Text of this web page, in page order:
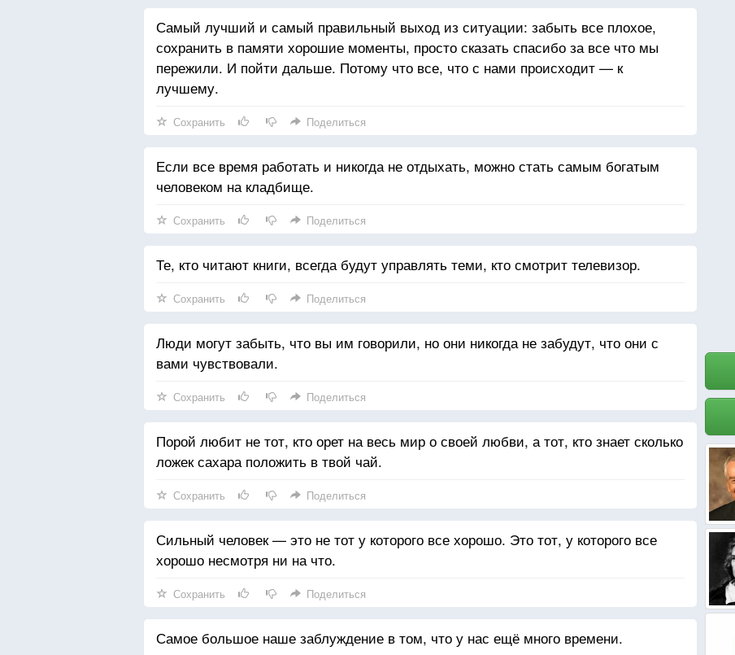
Самый лучший и самый правильный выход из ситуации: забыть все плохое,
сохранить в памяти хорошие моменты, просто сказать спасибо за все что мы
пережили. И пойти дальше. Потому что все, что с нами происходит — к
лучшему.
Сохранить Поделиться
Если все время работать и никогда не отдыхать, можно стать самым богатым
человеком на кладбище.
Сохранить Поделиться
Те, кто читают книги, всегда будут управлять теми, кто смотрит телевизор.
Сохранить Поделиться
Люди могут забыть, что вы им говорили, но они никогда не забудут, что они с
вами чувствовали.
Сохранить Поделиться
Порой любит не тот, кто орет на весь мир о своей любви, а тот, кто знает сколько
ложек сахара положить в твой чай.
Сохранить Поделиться
Сильный человек — это не тот у которого все хорошо. Это тот, у которого все
хорошо несмотря ни на что.
Сохранить Поделиться
Самое большое наше заблуждение в том, что у нас ещё много времени.